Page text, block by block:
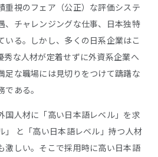
重視のフェア（公正）な評価システ
、チャレンジングな仕事、日本独特
いる。しかし、多くの日系企業はこ
秀な人材が定着せずに外資系企業へ
足な職場には見切りをつけて躊躇な
ある。
国人材に「高い日本語レベル」を求
」 と「高い日本語レベル」持つ人材
激しい。そこで採用時に高い日本語